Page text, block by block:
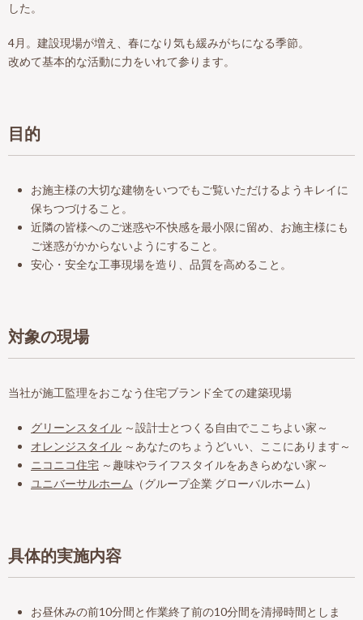
した。
4月。建設現場が増え、春になり気も緩みがちになる季節。
改めて基本的な活動に力をいれて参ります。
目的
お施主様の大切な建物をいつでもご覧いただけるようキレイに
保ちつづけること。
近隣の皆様へのご迷惑や不快感を最小限に留め、お施主様にも
ご迷惑がかからないようにすること。
安心・安全な工事現場を造り、品質を高めること。
対象の現場
当社が施工監理をおこなう住宅ブランド全ての建築現場
グリーンスタイル ～設計士とつくる自由でここちよい家～
オレンジスタイル ～あなたのちょうどいい、ここにあります～
ニコニコ住宅 ～趣味やライフスタイルをあきらめない家～
ユニバーサルホーム
（グループ企業 グローバルホーム）
具体的実施内容
お昼休みの前10分間と作業終了前の10分間を清掃時間としま